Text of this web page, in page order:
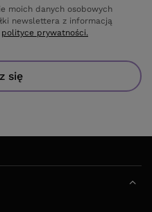
moich danych osobowych
newslettera z informacją
polityce prywatności.
się